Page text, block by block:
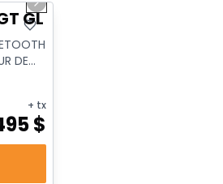
Next slide
GL
DE
+ tx
$